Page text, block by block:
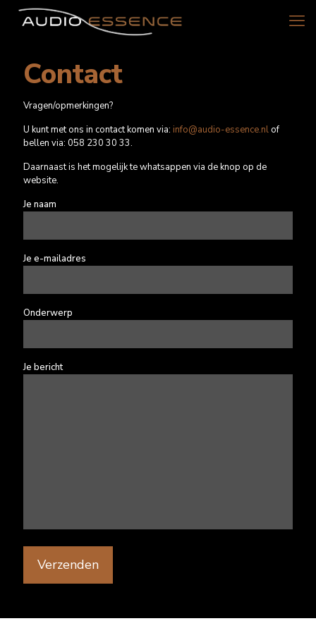
Contact
Vragen/opmerkingen?
U kunt met ons in contact komen via: info@audio-essence.nlof
bellen via: 058 230 30 33.
Daarnaast is het mogelijk te whatsappen via de knop op de
website.
Je naam
Je e-mailadres
Onderwerp
Je bericht